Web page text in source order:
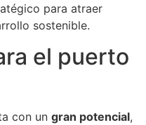
para atraer
sostenible.
el puerto
con un gran potencial,